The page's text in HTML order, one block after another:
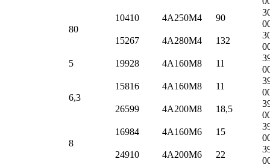
80
10410 4А250M4 90
15267
4А280M4 132
5 19928 4А160M8 11
6,3
15816 4А160M8 11
26599
4А200M8 18,5
8
16984 4А160M6 15
24910
4А200M6 22